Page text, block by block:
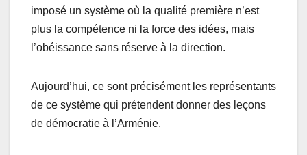
imposé un système où la qualité première n’est
plus la compétence ni la force des idées, mais
l’obéissance sans réserve à la direction.
Aujourd’hui, ce sont précisément les représentants
de ce système qui prétendent donner des leçons
de démocratie à l’Arménie.